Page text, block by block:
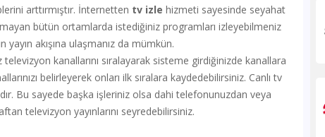
arttırmıştır. İnternetten tv izle hizmeti sayesinde seyahat
bütün ortamlarda istediğiniz programları izleyebilmeniz
akışına ulaşmanız da mümkün.
kanallarını sıralayarak sisteme girdiğinizde kanallara
belirleyerek onları ilk sıralara kaydedebilirsiniz. Canlı tv
Bu sayede başka işleriniz olsa dahi telefonunuzdan veya
televizyon yayınlarını seyredebilirsiniz.